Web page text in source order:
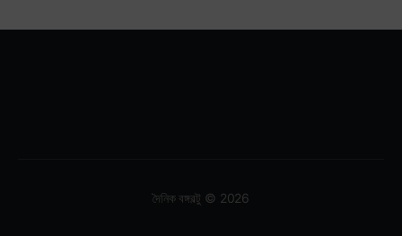
দৈনিক বঙ্গবল্টু © 2026